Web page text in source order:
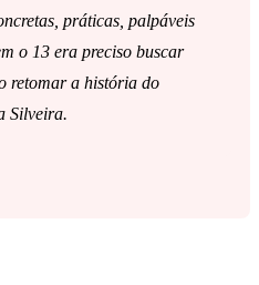
práticas, palpáveis
o 13 era preciso buscar
retomar a história do
Silveira.